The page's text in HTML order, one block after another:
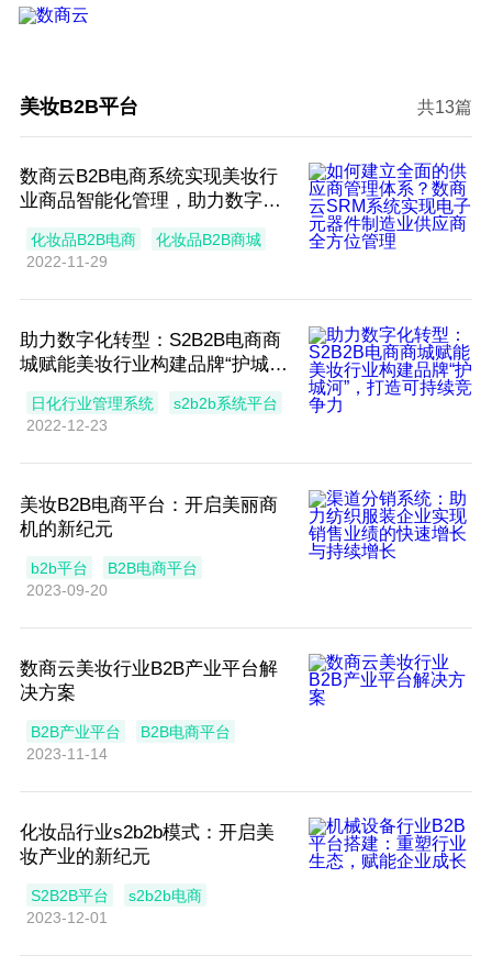
美妆B2B平台 共13篇
数商云B2B电商系统实现美妆行
业商品智能化管理，助力数字化
化妆品B2B电商
化妆品B2B商城
2022-11-29
助力数字化转型：S2B2B电商商
城赋能美妆行业构建品牌“护城
日化行业管理系统
s2b2b系统平台
2022-12-23
美妆B2B电商平台：开启美丽商
机的新纪元
b2b平台
B2B电商平台
2023-09-20
数商云美妆行业B2B产业平台解
决方案
B2B产业平台
B2B电商平台
2023-11-14
化妆品行业s2b2b模式：开启美
妆产业的新纪元
S2B2B平台
s2b2b电商
2023-12-01